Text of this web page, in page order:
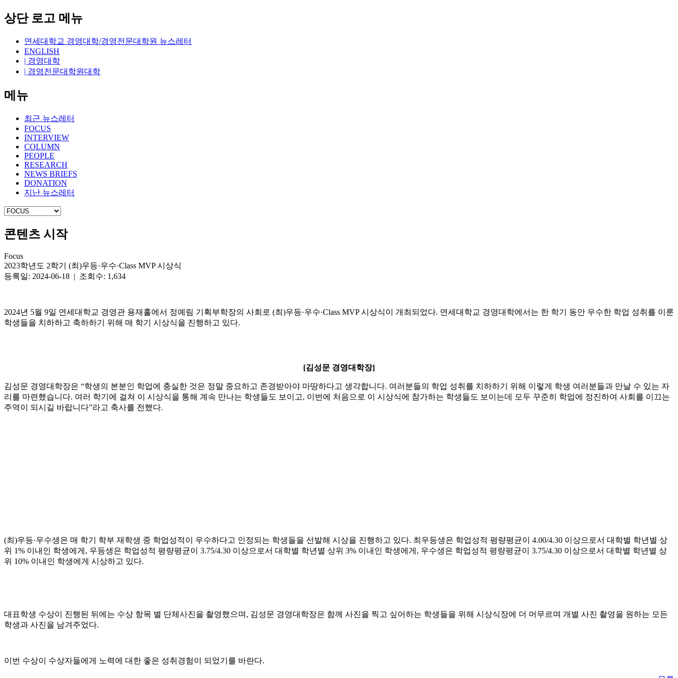
상단 로고 메뉴
연세대학교 경영대학/경영전문대학원 뉴스레터
ENGLISH
| 경영대학
| 경영전문대학원대학
메뉴
최근 뉴스레터
FOCUS
INTERVIEW
COLUMN
PEOPLE
RESEARCH
NEWS BRIEFS
DONATION
지난 뉴스레터
콘텐츠 시작
Focus
2023학년도 2학기 (최)우등·우수·Class MVP 시상식
등록일: 2024-06-18 | 조회수: 1,634
2024년 5월 9일 연세대학교 경영관 용재홀에서 정예림 기획부학장의 사회로 (최)우등·우수·Class MVP 시상식이 개최되었다. 연세대학교 경영대학에서는 한 학기 동안 우수한 학업 성취를 이룬
학생들을 치하하고 축하하기 위해 매 학기 시상식을 진행하고 있다.
[김성문 경영대학장]
김성문 경영대학장은 “학생의 본분인 학업에 충실한 것은 정말 중요하고 존경받아야 마땅하다고 생각합니다. 여러분들의 학업 성취를 치하하기 위해 이렇게 학생 여러분들과 만날 수 있는 자
리를 마련했습니다. 여러 학기에 걸쳐 이 시상식을 통해 계속 만나는 학생들도 보이고, 이번에 처음으로 이 시상식에 참가하는 학생들도 보이는데 모두 꾸준히 학업에 정진하여 사회를 이끄는
주역이 되시길 바랍니다”라고 축사를 전했다.
(최)우등·우수생은 매 학기 학부 재학생 중 학업성적이 우수하다고 인정되는 학생들을 선발해 시상을 진행하고 있다. 최우등생은 학업성적 평량평균이 4.00/4.30 이상으로서 대학별 학년별 상
위 1% 이내인 학생에게, 우등생은 학업성적 평량평균이 3.75/4.30 이상으로서 대학별 학년별 상위 3% 이내인 학생에게, 우수생은 학업성적 평량평균이 3.75/4.30 이상으로서 대학별 학년별 상
위 10% 이내인 학생에게 시상하고 있다.
대표학생 수상이 진행된 뒤에는 수상 항목 별 단체사진을 촬영했으며, 김성문 경영대학장은 함께 사진을 찍고 싶어하는 학생들을 위해 시상식장에 더 머무르며 개별 사진 촬영을 원하는 모든
학생과 사진을 남겨주었다.
이번 수상이 수상자들에게 노력에 대한 좋은 성취경험이 되었기를 바란다.